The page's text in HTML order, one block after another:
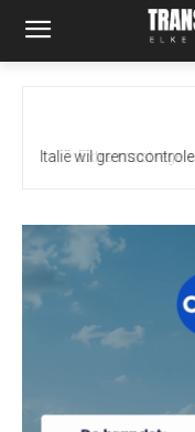
Extra maatregelen